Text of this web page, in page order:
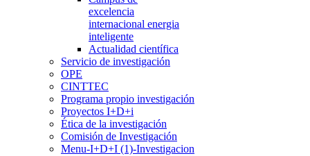
excelencia
internacional energia
inteligente
Actualidad científica
Servicio de investigación
OPE
CINTTEC
Programa propio investigación
Proyectos I+D+i
Ética de la investigación
Comisión de Investigación
Menu-I+D+I (1)-Investigacion